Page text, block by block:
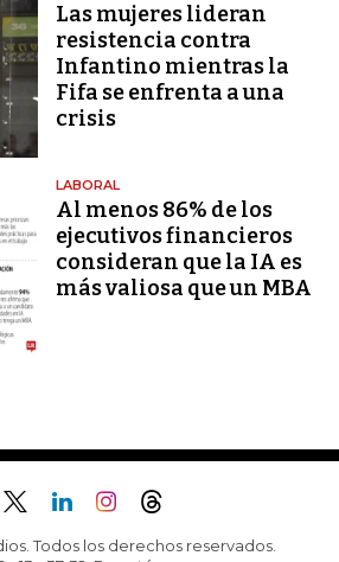
Las mujeres lideran
resistencia contra
Infantino mientras la
Fifa se enfrenta a una
crisis
LABORAL
Al menos 86% de los
ejecutivos financieros
consideran que la IA es
más valiosa que un MBA
Todos los derechos reservados.